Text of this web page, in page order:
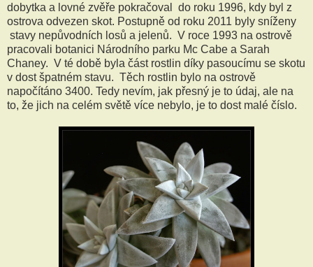
dobytka a lovné zvěře pokračoval do roku 1996, kdy byl z
ostrova odvezen skot. Postupně od roku 2011 byly sníženy
stavy nepůvodních losů a jelenů. V roce 1993 na ostrově
pracovali botanici Národního parku Mc Cabe a Sarah
Chaney. V té době byla část rostlin díky pasoucímu se skotu
v dost špatném stavu. Těch rostlin bylo na ostrově
napočítáno 3400. Tedy nevím, jak přesný je to údaj, ale na
to, že jich na celém světě více nebylo, je to dost malé číslo.